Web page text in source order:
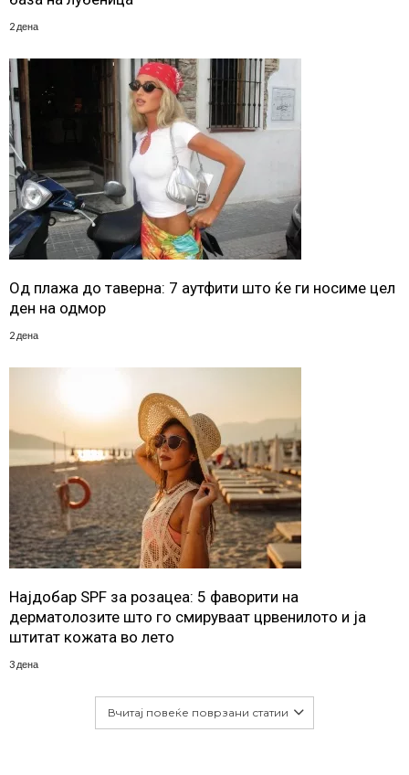
2 дена
Од плажа до таверна: 7 аутфити што ќе ги носиме цел
ден на одмор
2 дена
Најдобар SPF за розацеа: 5 фаворити на
дерматолозите што го смируваат црвенилото и ја
штитат кожата во лето
3 дена
Вчитај повеќе поврзани статии